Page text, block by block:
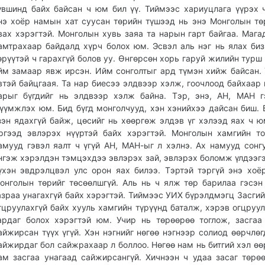
байх байсан ч юм бил үү. Тиймээс хариуцлага үүрэх
хоёр намын хат суусан төрийн түшээд нь энэ Монголын
хэрэгтэй. Монголын хувь заяа та нарын гарт байгаа.
байдалд хүрч болох юм. Эсвэл аль нэг нь ялах
ч гарахгүй болов уу. Өнгөрсөн хорь гаруй жилийн
замаар явж ирсэн. Ийм сонголтыг ард түмэн хийж байсан.
байцгаая. Та нар биесээ элдвээр хэлж, гоочлоод байхаар
бүгдийг нь элдвээр хэлж байна. Тэр, энэ, АН, МАН
юм. Бид бүгд монголчууд, хэн хэнийхээ дайсан биш.
ядахгүй байж, цөсийг нь хөөргөж элдэв үг хэлээд яах ч
эвлэрэх нүүртэй байх хэрэгтэй. Монголын хамгийн
гэвэл яалт ч үгүй АН, МАН-ыг л хэлнэ. Ах намууд
хэрэлдэн тэмцэхдээ эвлэрэх зай, эвлэрэх боломж
эвдрэлцвэл улс орон яах билээ. Тэртэй тэргүй энэ
төрийг төсөөлшгүй. Аль нь ч ялж төр барилаа гэсэн
унагахгүй байх хэрэгтэй. Тиймээс УИХ бүрэлдмэгц
байх хууль хамгийн түрүүнд баталж, хэрэв
болох хэрэгтэй юм. Учир нь төрөөрөө тоглож, засгаа
түүх үгүй. Хэн нэгнийг нөгөө нэгнээр солиод
бол сайжрахаар л боллоо. Нөгөө нам нь битгий хэл
засгаа унагаад сайжирсангүй. Хичнээн ч удаа засаг